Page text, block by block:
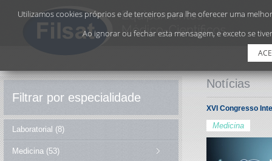
Filtrar por especialidade
Laboratorial (8)
Medicina (53)
Notícias
XVI Congresso
Medicina
Utilizamos cookies próprios e de terceiros para lhe oferecer uma
Ao ignorar ou fechar esta mensagem, e exceto se